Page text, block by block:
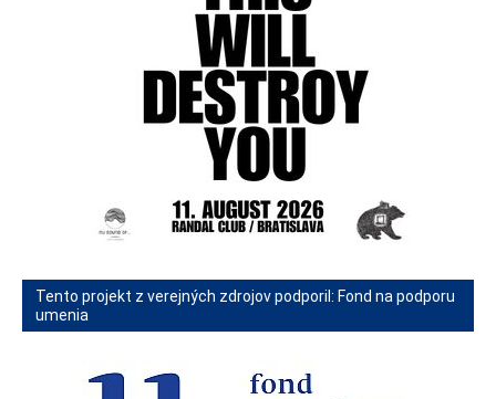
Tento projekt z verejných zdrojov podporil: Fond na podporu
umenia